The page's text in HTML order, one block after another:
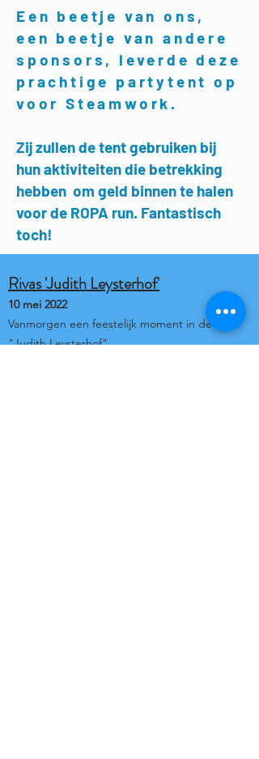
Een beetje van ons,
een beetje van andere
sponsors, leverde deze
prachtige partytent op
voor Steamwork.
Zij zullen de tent gebruiken bij
hun aktiviteiten die betrekking
hebben om geld binnen te halen
voor de ROPA run. Fantastisch
toch!
Rivas 'Judith Leysterhof'
10 mei 2022
Vanmorgen een feestelijk moment in de
"Judith Leysterhof"